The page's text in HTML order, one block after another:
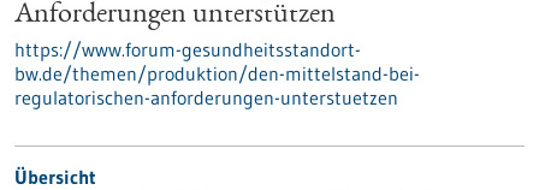
Anforderungen unterstützen
https://www.forum-gesundheitsstandort-
bw.de/themen/produktion/den-mittelstand-bei-
regulatorischen-anforderungen-unterstuetzen
Übersicht